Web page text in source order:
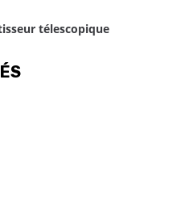
télescopique